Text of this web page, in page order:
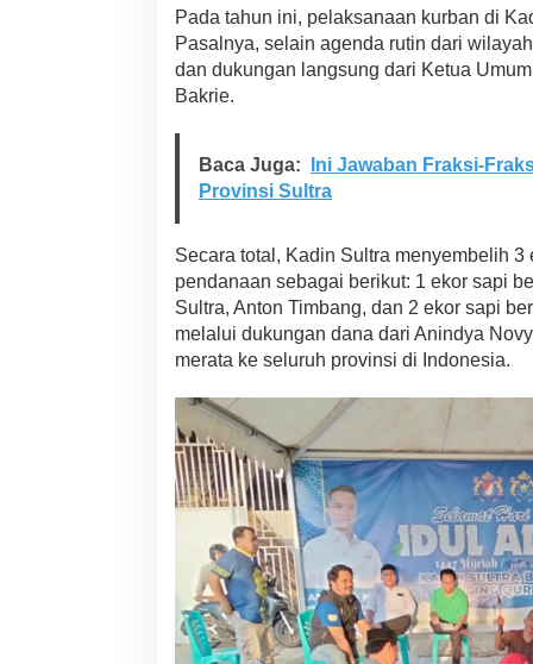
a
a
m
a
n
t
K
a
d
i
n
Pada tahun ini, pelaksanaan kurban di
Pasalnya, selain agenda rutin dari
dan dukungan langsung dari Ketua
Bakrie.
Baca Juga:
Ini Jawaban Fraksi-
Provinsi Sultra
Secara total, Kadin Sultra menyembelih
pendanaan sebagai berikut: 1 ekor sapi
Sultra, Anton Timbang, dan 2 ekor sapi
melalui dukungan dana dari Anindya
merata ke seluruh provinsi di Indonesia.